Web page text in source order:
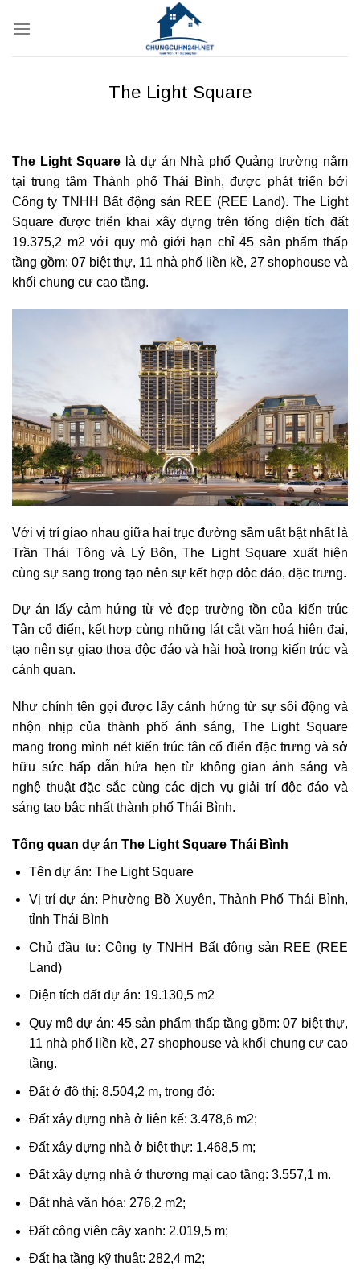
qua
The Light Square
The Light Squarelà dự án Nhà phố Quảng trường nằm
tại trung tâm Thành phố Thái Bình, được phát triển bởi
Công ty TNHH Bất động sản REE (REE Land). The Light
Square được triển khai xây dựng trên tổng diện tích đất
19.375,2 m2 với quy mô giới hạn chỉ 45 sản phẩm thấp
tầng gồm: 07 biệt thự, 11 nhà phố liền kề, 27 shophouse và
khối chung cư cao tầng.
Với vị trí giao nhau giữa hai trục đường sầm uất bật nhất là
Trần Thái Tông và Lý Bôn, The Light Square xuất hiện
cùng sự sang trọng tạo nên sự kết hợp độc đáo, đặc trưng.
Dự án lấy cảm hứng từ vẻ đẹp trường tồn của kiến trúc
Tân cổ điển, kết hợp cùng những lát cắt văn hoá hiện đại,
tạo nên sự giao thoa độc đáo và hài hoà trong kiến trúc và
cảnh quan.
Như chính tên gọi được lấy cảnh hứng từ sự sôi động và
nhộn nhịp của thành phố ánh sáng, The Light Square
mang trong mình nét kiến trúc tân cổ điển đặc trưng và sở
hữu sức hấp dẫn hứa hẹn từ không gian ánh sáng và
nghệ thuật đặc sắc cùng các dịch vụ giải trí độc đáo và
sáng tạo bậc nhất thành phố Thái Bình.
Tổng quan dự án The Light Square Thái Bình
Tên dự án: The Light Square
Vị trí dự án: Phường Bồ Xuyên, Thành Phố Thái Bình,
tỉnh Thái Bình
Chủ đầu tư: Công ty TNHH Bất động sản REE (REE
Land)
Diện tích đất dự án: 19.130,5 m2
Quy mô dự án: 45 sản phẩm thấp tầng gồm: 07 biệt thự,
11 nhà phố liền kề, 27 shophouse và khối chung cư cao
tầng.
Đất ở đô thị: 8.504,2 m, trong đó:
Đất xây dựng nhà ở liên kế: 3.478,6 m2;
Đất xây dựng nhà ở biệt thự: 1.468,5 m;
Đất xây dựng nhà ở thương mại cao tầng: 3.557,1 m.
Đất nhà văn hóa: 276,2 m2;
Đất công viên cây xanh: 2.019,5 m;
Đất hạ tầng kỹ thuật: 282,4 m2;